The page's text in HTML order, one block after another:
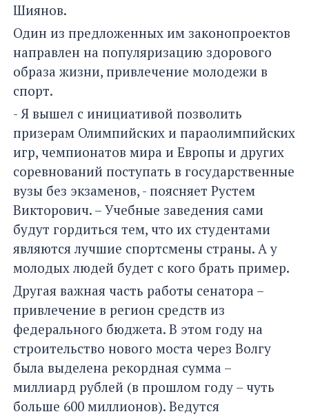
Шиянов.
Один из предложенных им законопроектов
направлен на популяризацию здорового
образа жизни, привлечение молодежи в
спорт.
- Я вышел с инициативой позволить
призерам Олимпийских и параолимпийских
игр, чемпионатов мира и Европы и других
соревнований поступать в государственные
вузы без экзаменов, - поясняет Рустем
Викторович. – Учебные заведения сами
будут гордиться тем, что их студентами
являются лучшие спортсмены страны. А у
молодых людей будет с кого брать пример.
Другая важная часть работы сенатора –
привлечение в регион средств из
федерального бюджета. В этом году на
строительство нового моста через Волгу
была выделена рекордная сумма –
миллиард рублей (в прошлом году – чуть
больше 600 миллионов). Ведутся